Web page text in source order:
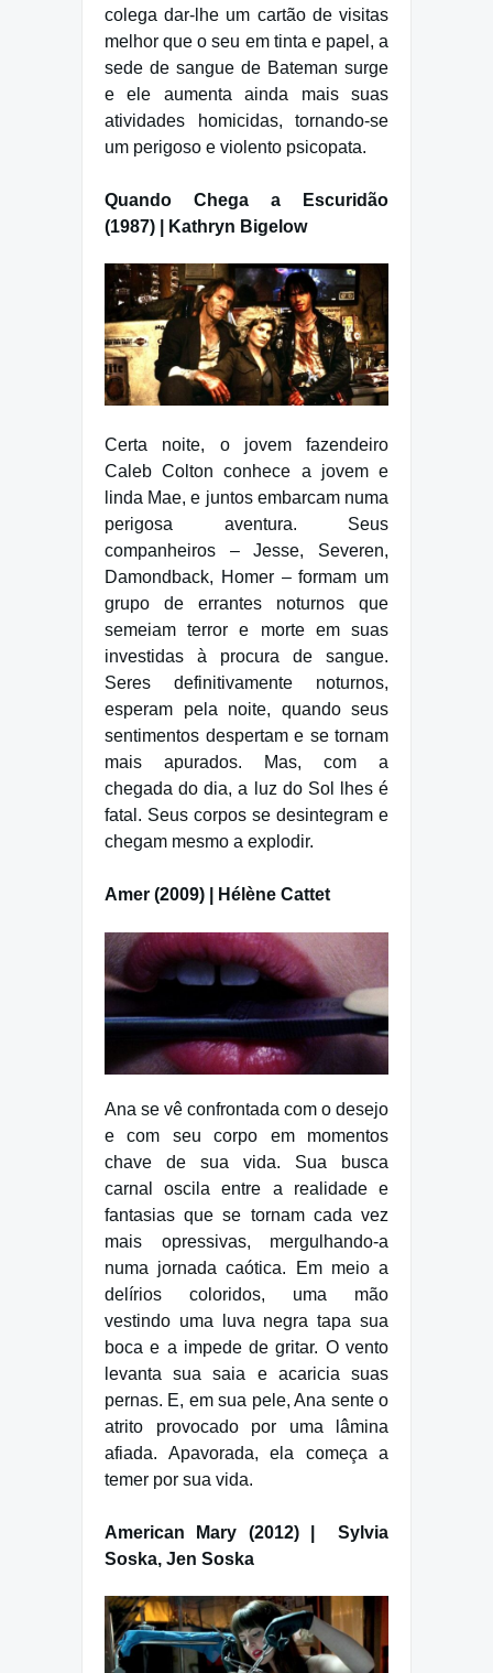
colega dar-lhe um cartão de visitas
melhor que o seu em tinta e papel, a
sede de sangue de Bateman surge
e ele aumenta ainda mais suas
atividades homicidas, tornando-se
um perigoso e violento psicopata.
Quando Chega a Escuridão
(1987) | Kathryn Bigelow
Certa noite, o jovem fazendeiro
Caleb Colton conhece a jovem e
linda Mae, e juntos embarcam numa
perigosa aventura. Seus
companheiros – Jesse, Severen,
Damondback, Homer – formam um
grupo de errantes noturnos que
semeiam terror e morte em suas
investidas à procura de sangue.
Seres definitivamente noturnos,
esperam pela noite, quando seus
sentimentos despertam e se tornam
mais apurados. Mas, com a
chegada do dia, a luz do Sol lhes é
fatal. Seus corpos se desintegram e
chegam mesmo a explodir.
Amer (2009) | Hélène Cattet
Ana se vê confrontada com o desejo
e com seu corpo em momentos
chave de sua vida. Sua busca
carnal oscila entre a realidade e
fantasias que se tornam cada vez
mais opressivas, mergulhando-a
numa jornada caótica. Em meio a
delírios coloridos, uma mão
vestindo uma luva negra tapa sua
boca e a impede de gritar. O vento
levanta sua saia e acaricia suas
pernas. E, em sua pele, Ana sente o
atrito provocado por uma lâmina
afiada. Apavorada, ela começa a
temer por sua vida.
American Mary (2012) | Sylvia
Soska, Jen Soska